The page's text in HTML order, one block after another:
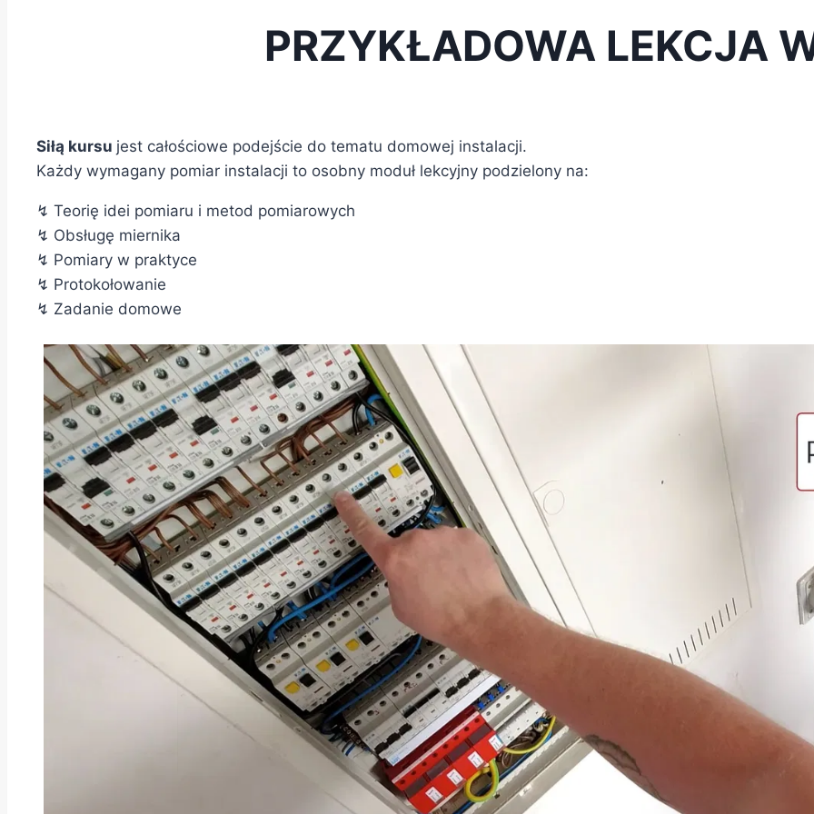
PRZYKŁADOWA LEKCJA
Siłą kursu jest całościowe podejście do tematu domowej instalacji.
Każdy wymagany pomiar instalacji to osobny moduł lekcyjny podzielony na:
↯ Teorię idei pomiaru i metod pomiarowych
↯ Obsługę miernika
↯ Pomiary w praktyce
↯ Protokołowanie
↯ Zadanie domowe